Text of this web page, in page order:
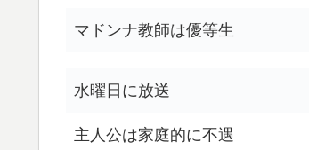
マドンナ教師は優等生
水曜日に放送
主人公は家庭的に不遇